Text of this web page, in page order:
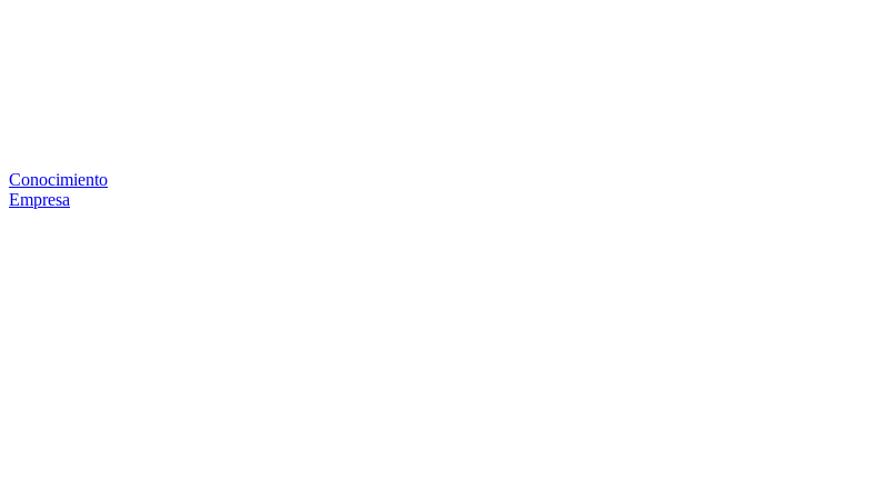
Conocimiento
Empresa